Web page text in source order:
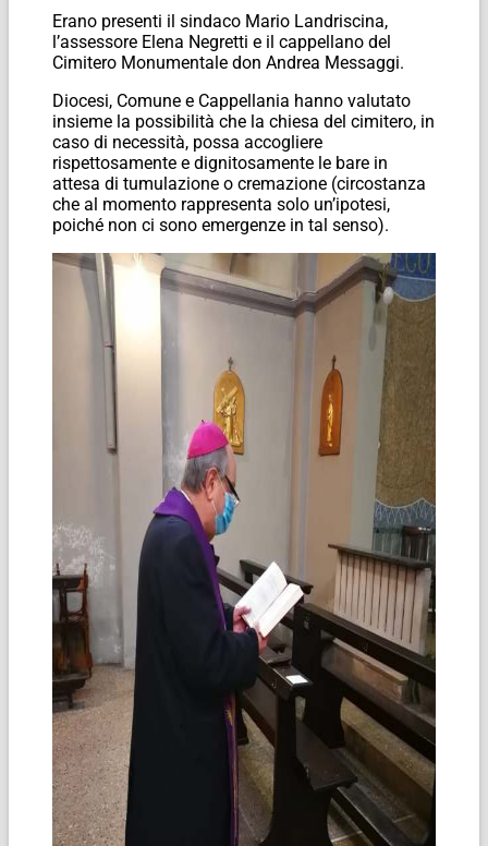
Erano presenti il sindaco Mario Landriscina,
l’assessore Elena Negretti e il cappellano del
Cimitero Monumentale don Andrea Messaggi.
Diocesi, Comune e Cappellania hanno valutato
insieme la possibilità che la chiesa del cimitero, in
caso di necessità, possa accogliere
rispettosamente e dignitosamente le bare in
attesa di tumulazione o cremazione (circostanza
che al momento rappresenta solo un’ipotesi,
poiché non ci sono emergenze in tal senso).